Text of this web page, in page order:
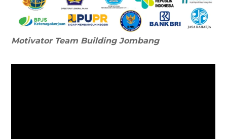
Motivator Team Building Jombang